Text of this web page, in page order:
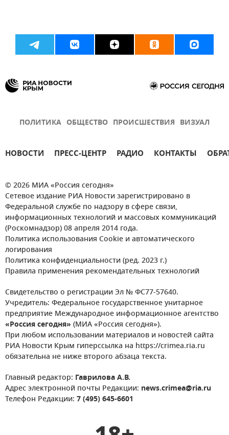
ПОЛИТИКА ОБЩЕСТВО ПРОИСШЕСТВИЯ ВИЗУАЛ
НОВОСТИ ПРЕСС-ЦЕНТР РАДИО КОНТАКТЫ
© 2026 МИА «Россия сегодня»
Сетевое издание РИА Новости зарегистрировано в
Федеральной службе по надзору в сфере связи,
информационных технологий и массовых коммуникаций
(Роскомнадзор) 08 апреля 2014 года.
Политика использования Cookie и автоматического
логирования
Политика конфиденциальности (ред. 2023 г.)
Правила применения рекомендательных технологий
Свидетельство о регистрации Эл № ФС77-57640.
Учредитель: Федеральное государственное унитарное
предприятие Международное информационное агентство
«Россия сегодня» (МИА «Россия сегодня»).
При любом использовании материалов и новостей сайта
РИА Новости Крым гиперссылка на https://crimea.ria.ru
обязательна не ниже второго абзаца текста.
Главный редактор: Гаврилова А.В.
Адрес электронной почты Редакции: news.crimea@ria.ru
Телефон Редакции: 7 (495) 645-6601